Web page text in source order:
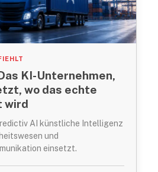
KI-Unternehmen,
wo das echte
wird
AI künstliche Intelligenz
und
einsetzt.